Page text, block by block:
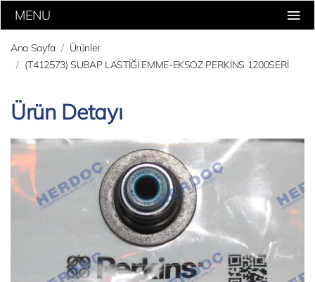
MENU
Ana Sayfa
Ürünler
(T412573) SUBAP LASTİĞİ EMME-EKSOZ PERKİNS 1200SERİ
Ürün Detayı